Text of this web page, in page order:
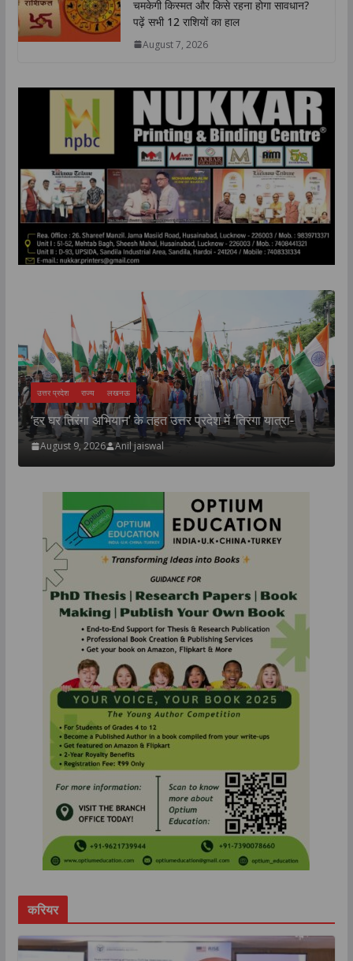
चमकेगी किस्मत और किसे रहना होगा सावधान?
पढ़ें सभी 12 राशियों का हाल
August 7, 2026
उत्तर प्रदेश राज्य लखनऊ
‘हर घर तिरंगा अभियान’ के तहत उत्तर प्रदेश में ‘तिरंगा यात्रा-
August 9, 2026 Anil jaiswal
करियर
चमकेगी किस्मत और किसे रहना होगा सावधान? पढ़ें सभी 12
राशियों का हाल appeared first on The L...